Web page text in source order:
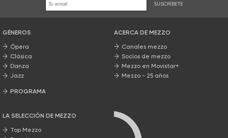
SUSCRÍBETE
GÉNEROS
Ópera
Clásica
Danza
Jazz
PROGRAMA
LA SELECCIÓN DE MEZZO
Top Mezzo
ACERCA DE MEZZO
Canales mezzo
Socios de mezzo
Mezzo en Movistar+
Mezzo - 25 años